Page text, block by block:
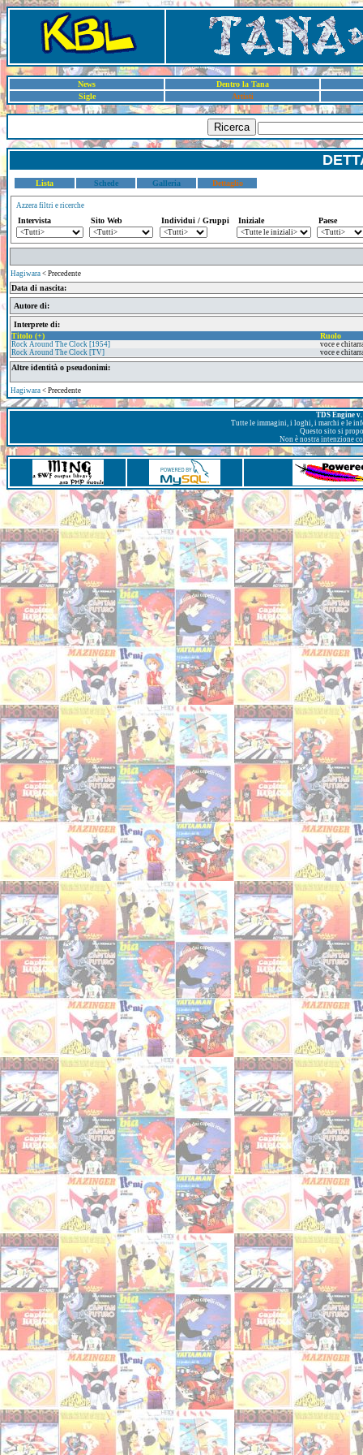
News
Dentro la Tana
Sigle
Artisti
Ricerca
Lista Schede Galleria Dettaglio
Azzera filtri e ricerche
Intervista Sito Web Individui / Gruppi Iniziale Paese
Hagiwara < Precedente
Data di nascita:
Autore di:
Interprete di:
Titolo (+)
Ruolo
Rock Around The Clock [1954]
voce e
Rock Around The Clock [TV]
voce e
Altre identità o pseudonimi:
Hagiwara < Precedente
TDS Engine
Tutte le immagini, i loghi, i marchi e le
Questo sito si
Non è nostra intenzione